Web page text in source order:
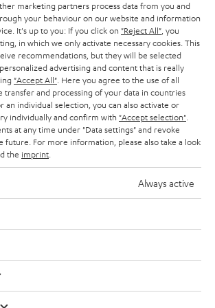
TEUFEL
ist nicht im Lieferumfang enthalten. Etwaige
GmbH - All rights reserved.
marketing partners process data from you and
your behaviour on our website and information
It's up to you: If you click on "Reject All" , you
in which we only activate necessary cookies. This
recommendations, but they will be selected
advertising and content that is really
"Accept All" . Here you agree to the use of all
transfer and processing of your data in countries
an individual selection, you can also activate or
individually and confirm with "Accept selection"
at any time under "Data settings" and revoke
For more information, please also take a look
the imprint
Always active